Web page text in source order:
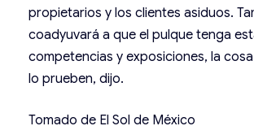
propietarios y los clientes asiduos.
coadyuvará a que el pulque tenga
competencias y exposiciones, la
lo prueben, dijo.
Tomado de El Sol de México